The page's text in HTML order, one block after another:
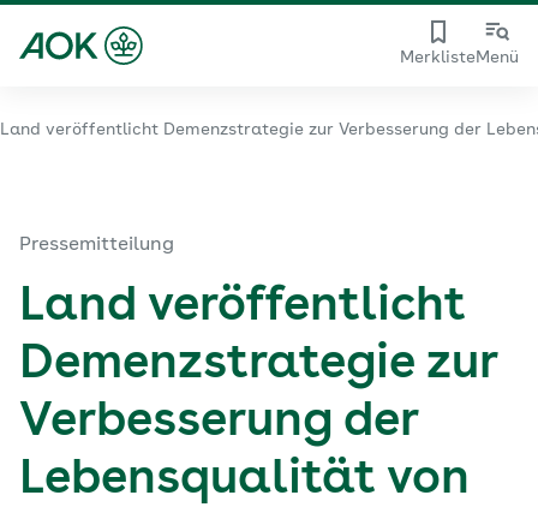
MerklisteMenü
Land veröffentlicht Demenzstrategie zur Verbesserung der
Pressemitteilung
Land veröffentlicht
Demenzstrategie zur
Verbesserung der
Lebensqualität von